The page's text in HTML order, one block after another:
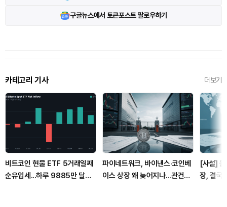
구글뉴스에서 토큰포스트 팔로우하기
카테고리 기사 더보기
비트코인 현물 ETF 5거래일째
순유입세...하루 9885만 달러
파이네트워크, 바이낸스·코인베
이스 상장 왜 늦어지나…관건은
[사설]
장, 결국